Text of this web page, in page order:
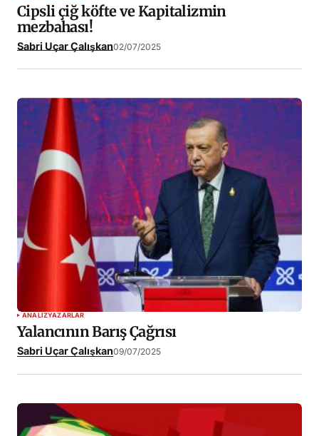
Cipsli çiğ köfte ve Kapitalizmin
mezbahası!
Sabri Uçar Çalışkan02/07/2025
ANALIZYAZARLAR
Yalancının Barış Çağrısı
Sabri Uçar Çalışkan09/07/2025